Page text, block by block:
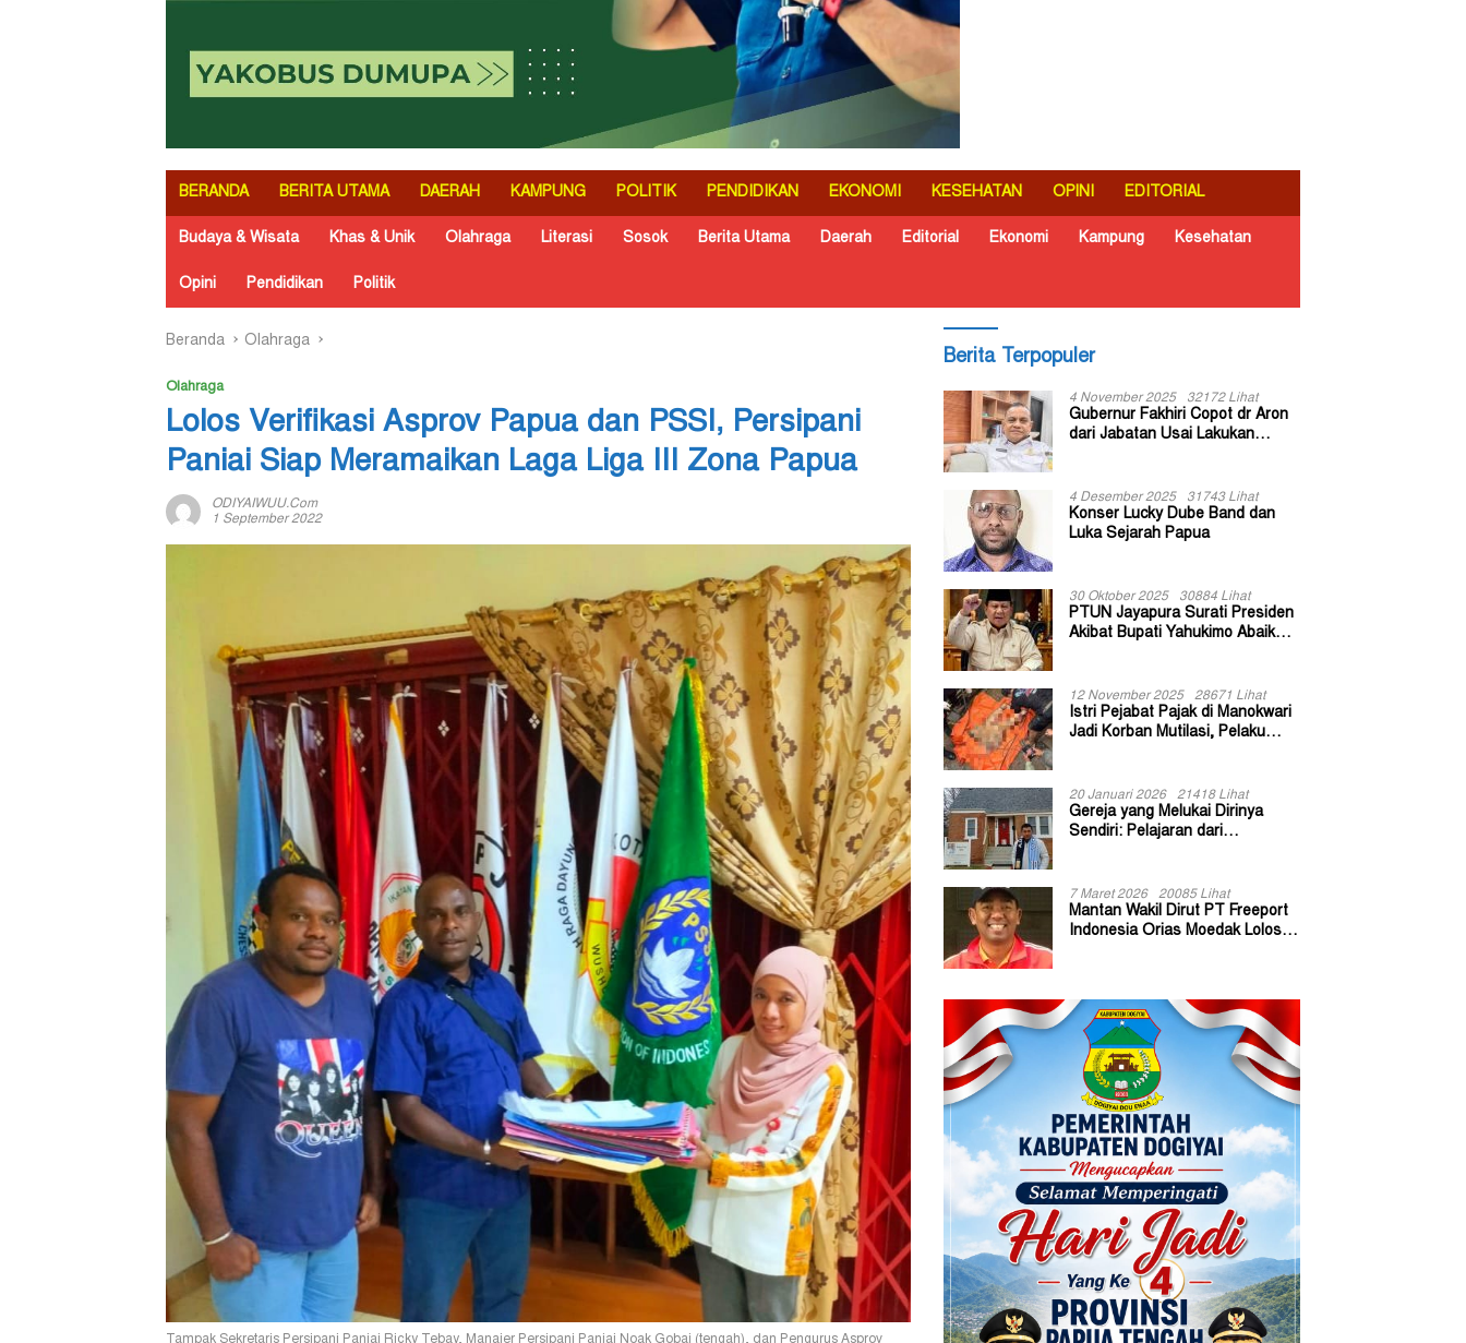
BERANDA BERITA UTAMA DAERAH KAMPUNG POLITIK PENDIDIKAN EKONOMI KESEHATAN OPINI EDITORIAL
Budaya & Wisata Khas & Unik Olahraga Literasi Sosok Berita Utama Daerah Editorial Ekonomi Kampung Kesehatan
Opini Pendidikan Politik
Beranda Olahraga
Olahraga
Lolos Verifikasi Asprov Papua dan PSSI, Persipani
Paniai Siap Meramaikan Laga Liga III Zona Papua
ODIYAIWUU.com
1 September 2022
Tampak Sekretaris Persipani Paniai Ricky Tebay, Manajer Persipani Paniai Noak Gobai (tengah), dan Pengurus Asprov
Berita Terpopuler
4 November 2025 32172 Lihat
Gubernur Fakhiri Copot dr Aron
dari Jabatan Usai Lakukan
4 Desember 2025 31743 Lihat
Konser Lucky Dube Band dan
Luka Sejarah Papua
30 Oktober 2025 30884 Lihat
PTUN Jayapura Surati Presiden
Akibat Bupati Yahukimo Abaikan
12 November 2025 28671 Lihat
Istri Pejabat Pajak di Manokwari
Jadi Korban Mutilasi, Pelaku
20 Januari 2026 21418 Lihat
Gereja yang Melukai Dirinya
Sendiri: Pelajaran dari
7 Maret 2026 20085 Lihat
Mantan Wakil Dirut PT Freeport
Indonesia Orias Moedak Lolos